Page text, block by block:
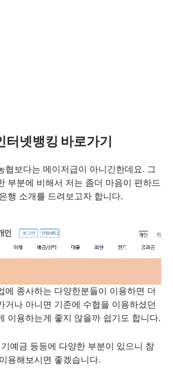
터넷뱅킹 바로가기
협보다는 메이저급이 아니긴한데요. 그
부분에 비해서 저는 좀더 마음이 편하드
행 소개를 드려보고자 합니다.
에 종사하는 다양한분들이 이용하면 더
거나 아니면 기존에 수협을 이용하셨던
이용하는게 좋지 않을까 쉽기도 합니다.
예금 등등에 다양한 부분이 있으니 참
용해보시면 좋겠습니다.